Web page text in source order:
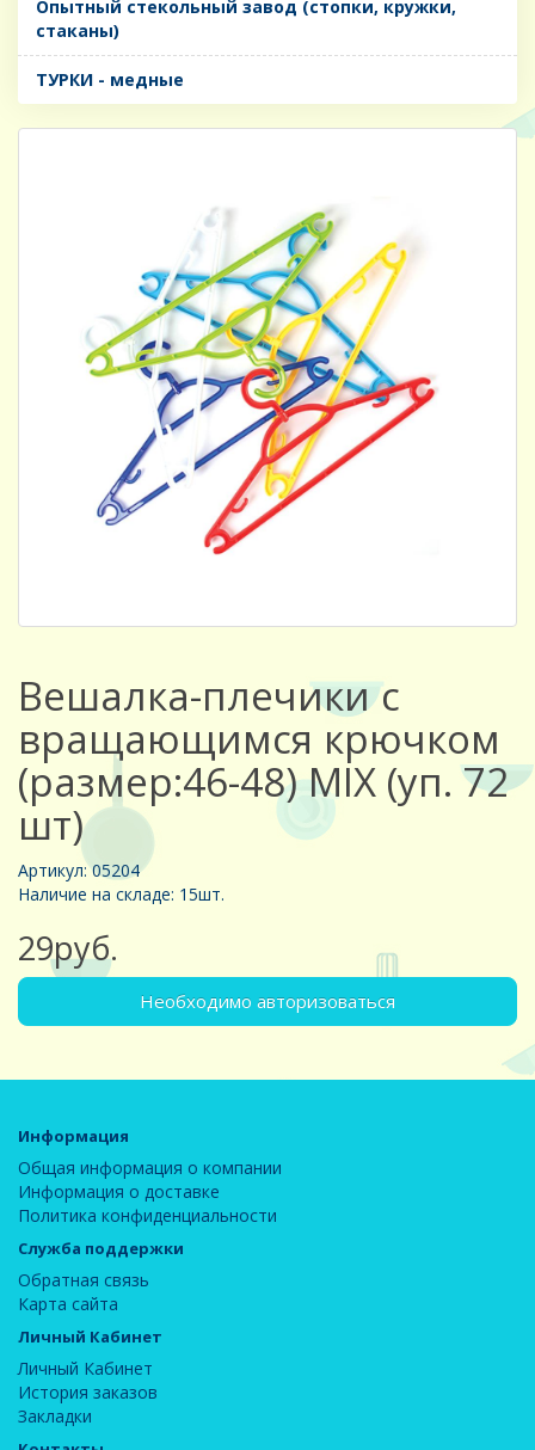
Опытный стекольный завод (стопки, кружки,
стаканы)
ТУРКИ - медные
Вешалка-плечики с
вращающимся крючком
(размер:46-48) MIX (уп. 72
шт)
Артикул: 05204
Наличие на складе: 15шт.
29руб.
Необходимо авторизоваться
Информация
Общая информация о компании
Информация о доставке
Политика конфиденциальности
Служба поддержки
Обратная связь
Карта сайта
Личный Кабинет
Личный Кабинет
История заказов
Закладки